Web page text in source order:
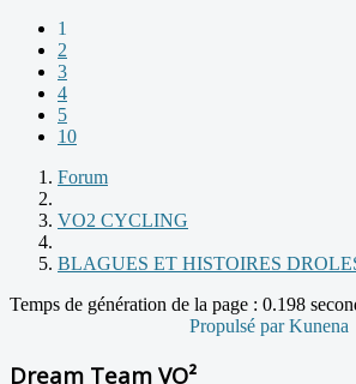
1
2
3
4
5
10
Forum
VO2 CYCLING
BLAGUES ET HISTOIRES
Temps de génération de la page : 0.198
Propulsé parKunena
Dream Team VO²